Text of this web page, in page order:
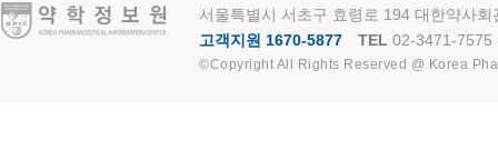
약학정보원
서울특별시 서초구 효령로 194 대한약사
고객지원 1670-5877
TEL 02-3471-7575
©Copyright All Rights Reserved @ Korea